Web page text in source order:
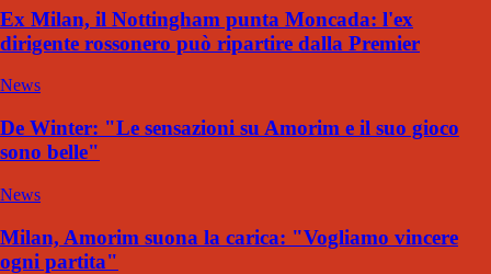
Ex Milan, il Nottingham punta Moncada: l'ex
dirigente rossonero può ripartire dalla Premier
News
De Winter: "Le sensazioni su Amorim e il suo gioco
sono belle"
News
Milan, Amorim suona la carica: "Vogliamo vincere
ogni partita"